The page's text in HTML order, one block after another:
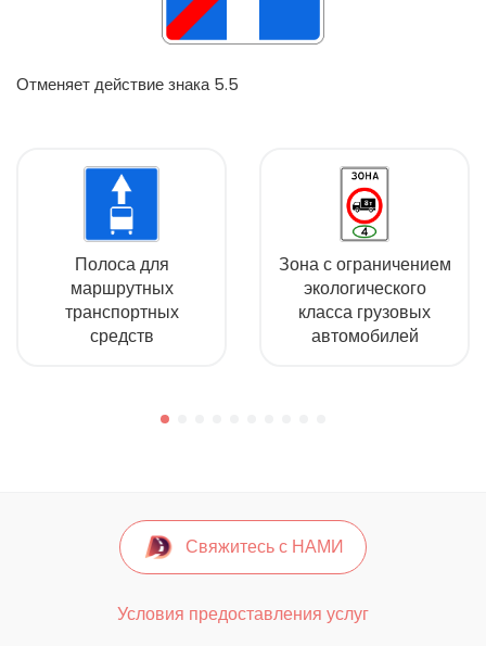
Отменяет действие знака 5.5
Полоса для
маршрутных
транспортных
средств
Зона с ограничением
экологического
класса грузовых
автомобилей
Свяжитесь с НАМИ
Условия предоставления услуг